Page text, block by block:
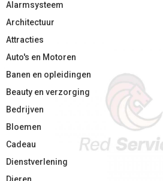
Alarmsysteem
Architectuur
Attracties
Auto's en Motoren
Banen en opleidingen
Beauty en verzorging
Bedrijven
Bloemen
Cadeau
Dienstverlening
Dieren